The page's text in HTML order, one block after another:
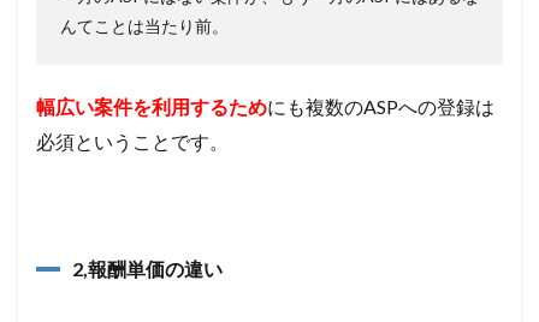
んてことは当たり前。
幅広い案件を利用するためにも複数のASPへの登録は
必須ということです。
2,報酬単価の違い